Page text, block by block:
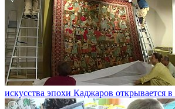
искусства эпохи Каджаров открывается